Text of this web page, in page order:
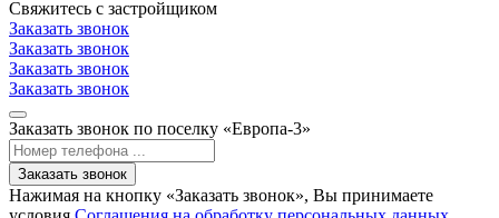
Свяжитесь с застройщиком
Заказать звонок
Заказать звонок
Заказать звонок
Заказать звонок
Заказать звонок по поселку «Европа-3»
Заказать звонок
Нажимая на кнопку «Заказать звонок», Вы принимаете